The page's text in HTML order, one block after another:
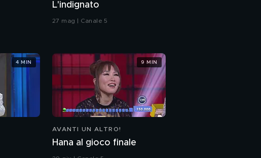
L'indignato
27 mag | Canale 5
4 MIN
AVANTI UN ALTRO!
Hana al gioco finale
9 MIN